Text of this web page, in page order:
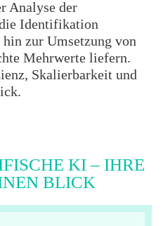
Analyse der
Identifikation
hin zur Umsetzung von
Mehrwerte liefern.
Skalierbarkeit und
KI – IHRE
BLICK